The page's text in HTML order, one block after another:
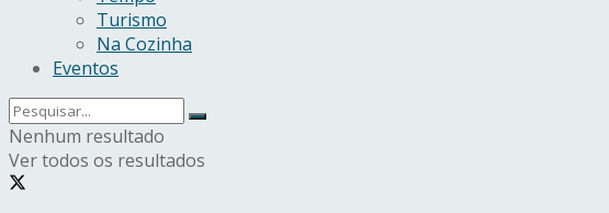
Turismo
Na Cozinha
Eventos
Nenhum resultado
Ver todos os resultados